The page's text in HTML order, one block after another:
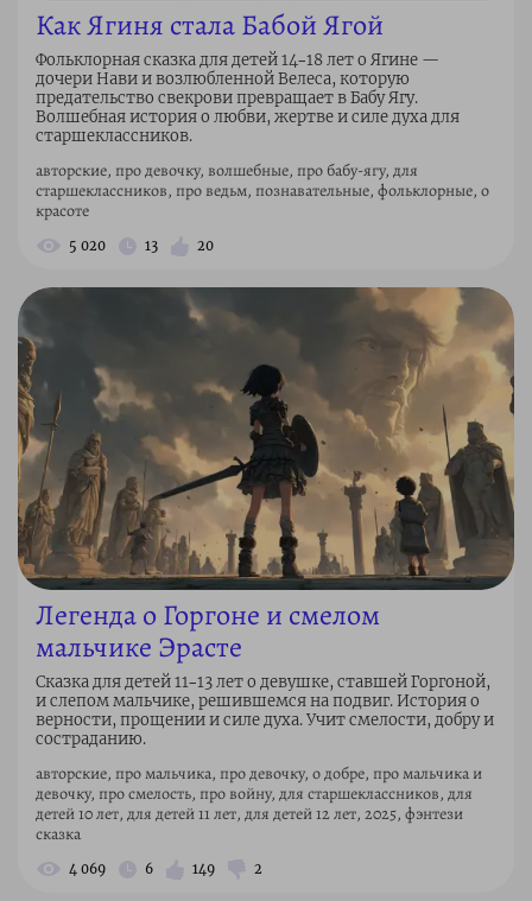
Как Ягиня стала Бабой Ягой
Фольклорная сказка для детей 14–18 лет о Ягине —
дочери Нави и возлюбленной Велеса, которую
предательство свекрови превращает в Бабу Ягу.
Волшебная история о любви, жертве и силе духа для
старшеклассников.
авторские, про девочку, волшебные, про бабу-ягу, для
старшеклассников, про ведьм, познавательные, фольклорные, о
красоте
5 020 13 20
Легенда о Горгоне и смелом
мальчике Эрасте
Сказка для детей 11–13 лет о девушке, ставшей Горгоной,
и слепом мальчике, решившемся на подвиг. История о
верности, прощении и силе духа. Учит смелости, добру и
состраданию.
авторские, про мальчика, про девочку, о добре, про мальчика и
девочку, про смелость, про войну, для старшеклассников, для
детей 10 лет, для детей 11 лет, для детей 12 лет, 2025, фэнтези
сказка
4 069 6 149 2